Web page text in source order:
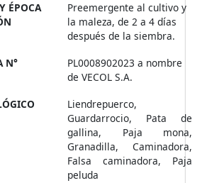
ÉPOCA
Preemergente al cultivo y
la maleza, de 2 a 4 días
después de la siembra.
N°
PL0008902023 a nombre
de VECOL S.A.
Liendrepuerco,
Guardarrocio, Pata de
gallina, Paja mona,
Granadilla, Caminadora,
Falsa caminadora, Paja
peluda